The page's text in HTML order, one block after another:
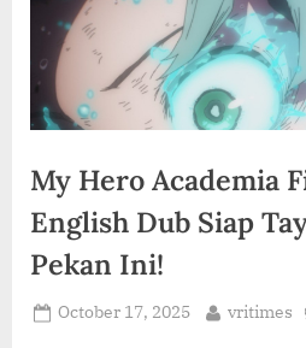
M
My Hero Academia
English Dub Siap
Pekan Ini!
Posted
October 17, 2025 By
vritimes